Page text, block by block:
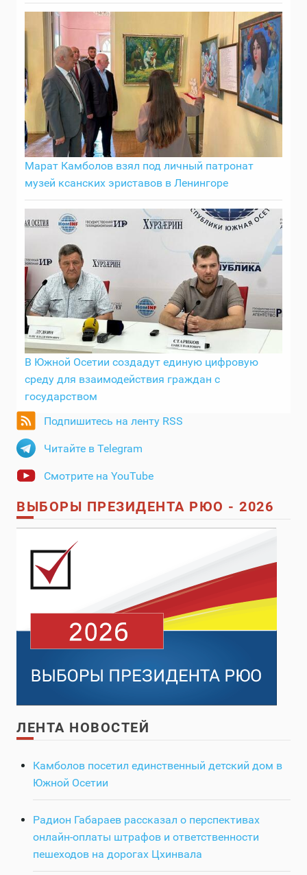
Марат Камболов взял под личный патронат
музей ксанских эриставов в Ленингоре
В Южной Осетии создадут единую цифровую
среду для взаимодействия граждан с
государством
Подпишитесь на ленту RSS
Читайте в Telegram
Смотрите на YouTube
ВЫБОРЫ ПРЕЗИДЕНТА РЮО - 2026
ЛЕНТА НОВОСТЕЙ
Камболов посетил единственный детский дом в
Южной Осетии
Радион Габараев рассказал о перспективах
онлайн-оплаты штрафов и ответственности
пешеходов на дорогах Цхинвала